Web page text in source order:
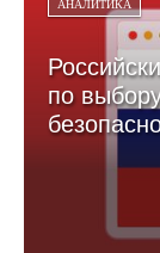
АНАЛИТИКА
по